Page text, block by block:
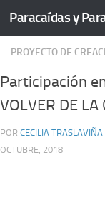
Saltar al
Paracaídas y
PROYECTO DE
Participación
VOLVER DE LA
POR CECILIA TRASLAVIÑA
OCTUBRE, 2018